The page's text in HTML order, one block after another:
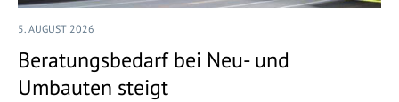
5. AUGUST 2026
Beratungsbedarf bei Neu- und
Umbauten steigt